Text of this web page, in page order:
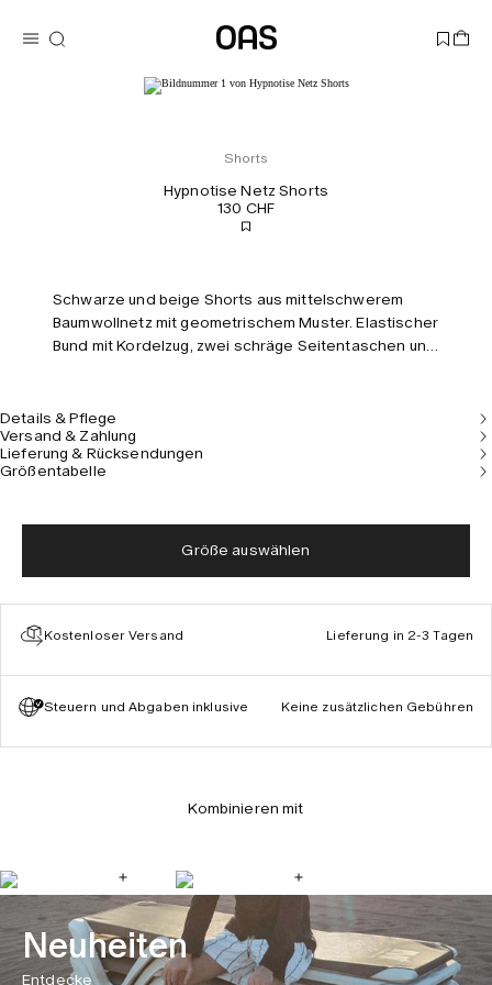
Shorts
Hypnotise Netz Shorts
130 CHF
Schwarze und beige Shorts aus mittelschwerem
Baumwollnetz mit geometrischem Muster. Elastischer
Bund mit Kordelzug, zwei schräge Seitentaschen und
Details & Pflege
Versand & Zahlung
Lieferung & Rücksendungen
Größentabelle
Größe auswählen
Kostenloser Versand Lieferung in 2-3 Tagen
Steuern und Abgaben inklusive Keine zusätzlichen Gebühren
Kombinieren mit
Neuheiten
Entdecke